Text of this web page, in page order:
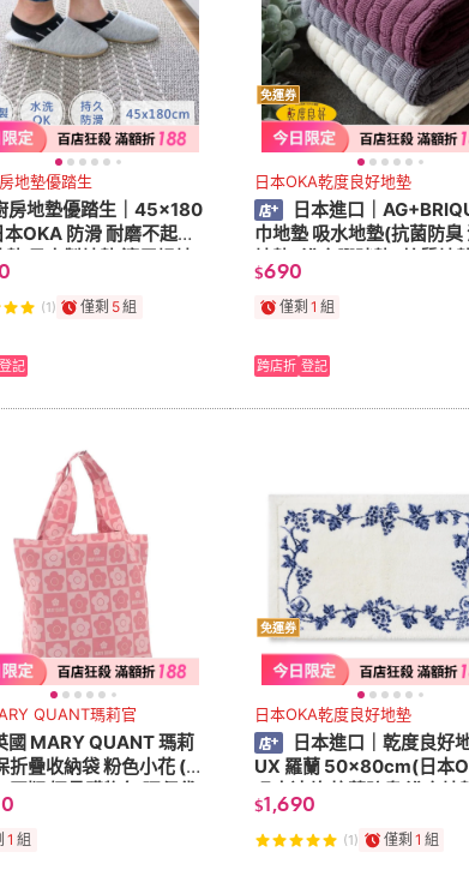
地墊優踏生
房地墊優踏生｜45x180
OKA 防滑 耐磨不起毛
墊 日本製地墊 適用掃地
整件機洗)
(1) 僅剩 5組
登記
免運券
日本OKA乾度良好地墊
日本進口｜
巾地墊 吸水地墊(抗菌防臭
地墊/ 浴室腳踏墊/ 棉質地
店民宿適用/毛巾地墊)
$690
僅剩 1 組
跨店折 登記
QUANT瑪莉官
國 MARY QUANT 瑪莉
折疊收納袋 粉色小花 (日
正版 摺疊購物包 環保袋
物袋 )
1 組
免運券
日本OKA乾度良好地墊
日本進口｜乾度良好
UX 羅蘭 50x80cm(日本
吸水速乾 抗菌防臭 浴室地
滑地墊/臥室地墊)
$1,690
(1) 僅剩 1 組